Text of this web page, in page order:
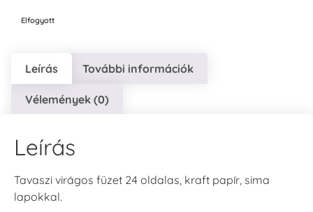
Elfogyott
Leírás További információk
Vélemények (0)
Leírás
Tavaszi virágos füzet 24 oldalas, kraft papír, sima
lapokkal.